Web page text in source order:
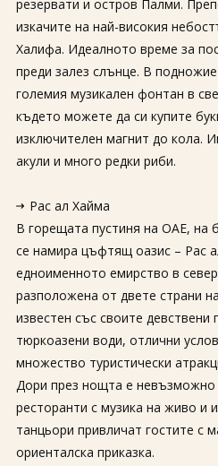
резервати и остров Палми.
изкачите на най-високия
Халифа. Идеалното време за
преди залез слънце. В
големия музикален фонтан в
където можете да си купите
изключителен магнит до кола.
акули и много редки риби.
Рас ал Хайма
В горещата пустиня на ОАЕ, на
се намира цъфтящ оазис – Рас
едноименното емирство в
разположена от двете страни
известен със своите
тюркоазени води, отлични
множество туристически
Дори през нощта е невъзможно
ресторанти с музика на живо и
танцьори привличат гостите с
ориенталска приказка.